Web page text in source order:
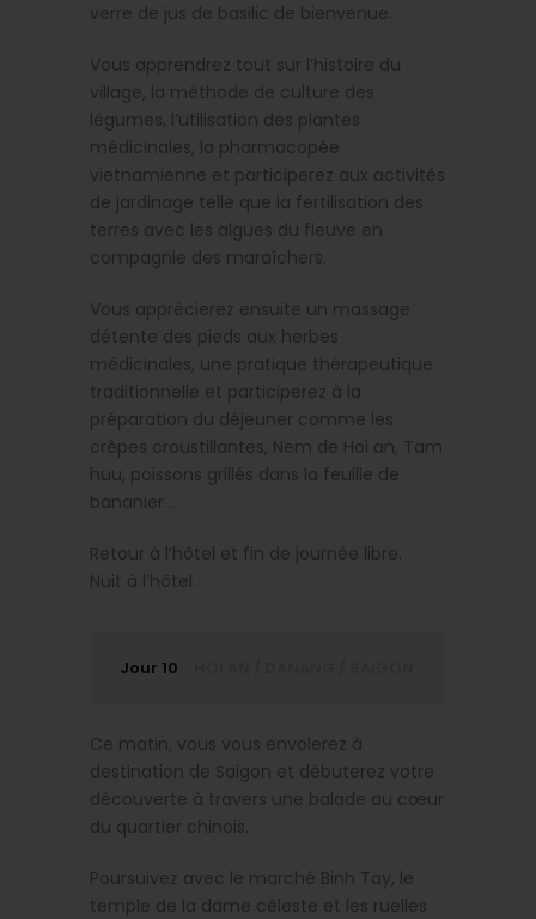
verre de jus de basilic de bienvenue.
Vous apprendrez tout sur l’histoire du
village, la méthode de culture des
légumes, l’utilisation des plantes
médicinales, la pharmacopée
vietnamienne et participerez aux activités
de jardinage telle que la fertilisation des
terres avec les algues du fleuve en
compagnie des maraîchers.
Vous apprécierez ensuite un massage
détente des pieds aux herbes
médicinales, une pratique thérapeutique
traditionnelle et participerez à la
préparation du déjeuner comme les
crêpes croustillantes, Nem de Hoi an, Tam
huu, poissons grillés dans la feuille de
bananier…
Retour à l’hôtel et fin de journée libre.
Nuit à l’hôtel.
Jour 10
Ce matin, vous vous envolerez à
destination de Saigon et débuterez votre
découverte à travers une balade au cœur
du quartier chinois.
Poursuivez avec le marché Binh Tay, le
temple de la dame céleste et les ruelles